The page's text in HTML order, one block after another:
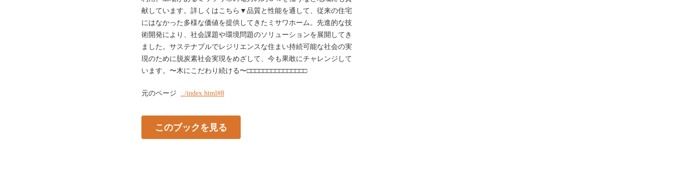
献しています。詳しくはこちら▼品質と性能を通して、従来の住宅
にはなかった多様な価値を提供してきたミサワホーム。先進的な技
術開発により、社会課題や環境問題のソリューションを展開してき
ました。サステナブルでレジリエンスな住まい持続可能な社会の実
現のために脱炭素社会実現をめざして、今も果敢にチャレンジして
います。〜木にこだわり続ける〜□□□□□□□□□□□□□□□
元のページ ../index.html#8
このブックを見る